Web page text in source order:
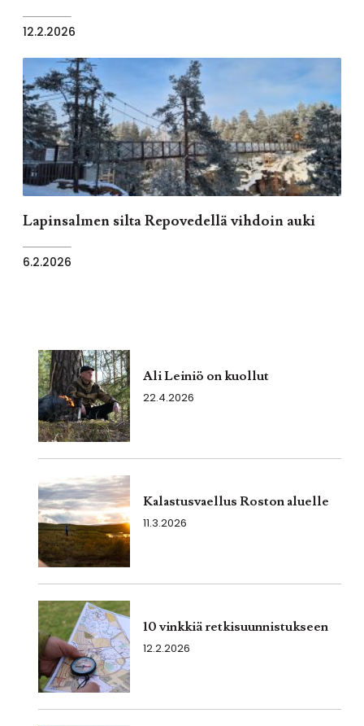
12.2.2026
Lapinsalmen silta Repovedellä vihdoin auki
6.2.2026
Ali Leiniö on kuollut
22.4.2026
Kalastusvaellus Roston aluelle
11.3.2026
10 vinkkiä retkisuunnistukseen
12.2.2026